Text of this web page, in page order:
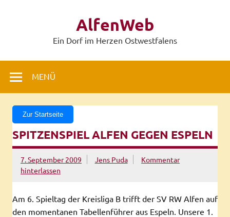
AlfenWeb
Ein Dorf im Herzen Ostwestfalens
MENÜ
Zur Startseite
SPITZENSPIEL ALFEN GEGEN ESPELN
7. September 2009 Jens Puda
Kommentar
hinterlassen
Am 6. Spieltag der Kreisliga B trifft der SV RW Alfen auf
den momentanen Tabellenführer aus Espeln. Unsere 1.